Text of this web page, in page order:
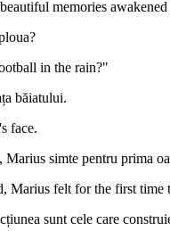
memories
in the rain?"
băiatului.
face.
simte pentru prima
Marius felt for the first
sunt cele care